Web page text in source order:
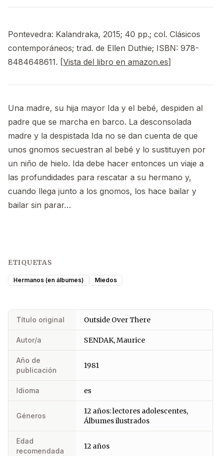
Pontevedra: Kalandraka, 2015; 40 pp.; col. Clásicos
contemporáneos; trad. de Ellen Duthie; ISBN: 978-
8484648611. [Vista del libro en amazon.es]
Una madre, su hija mayor Ida y el bebé, despiden al
padre que se marcha en barco. La desconsolada
madre y la despistada Ida no se dan cuenta de que
unos gnomos secuestran al bebé y lo sustituyen por
un niño de hielo. Ida debe hacer entonces un viaje a
las profundidades para rescatar a su hermano y,
cuando llega junto a los gnomos, los hace bailar y
bailar sin parar…
ETIQUETAS
Hermanos (en álbumes) Miedos
Título original Outside Over There
Autor/a SENDAK, Maurice
Año de
publicación
1981
Idioma es
Géneros
12 años: lectores adolescentes,
Álbumes ilustrados
Edad
recomendada
12 años